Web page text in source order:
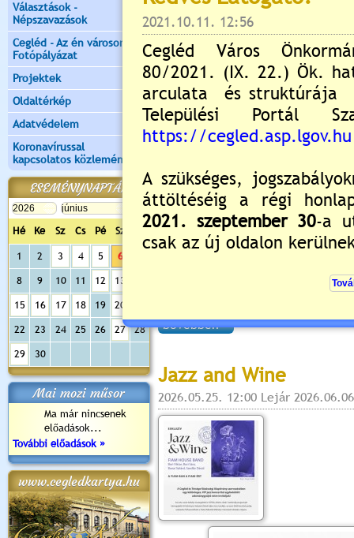
Választások -
Népszavazások
Cegléd - Az én városom -
Fotópályázat
Projektek
Oldaltérkép
Adatvédelem
Koronavírussal
kapcsolatos közlemények
ESEMÉNYNAPTÁR
Hé Ke Sz Cs Pé Sz Va
1 2 3 4 5 6
8 9 10 11 12 13
15 16 17 18 19 20
22 23 24 25 26 27 28
29 30
Mai mozi műsor
Ma már nincsenek
előadások...
További előadások »
www.cegledkartya.hu
Értékelés: 5/2
Közútkezelői
2026.06.02. 13:32 Lejár
bővebben »
Jazz and Wine
2026.05.25. 12:00 Lejár